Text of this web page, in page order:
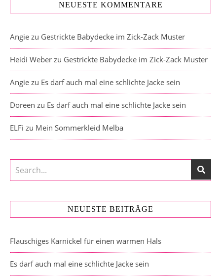
NEUESTE KOMMENTARE
Angie zu Gestrickte Babydecke im Zick-Zack Muster
Heidi Weber zu Gestrickte Babydecke im Zick-Zack Muster
Angie zu Es darf auch mal eine schlichte Jacke sein
Doreen zu Es darf auch mal eine schlichte Jacke sein
ELFi zu Mein Sommerkleid Melba
NEUESTE BEITRÄGE
Flauschiges Karnickel für einen warmen Hals
Es darf auch mal eine schlichte Jacke sein